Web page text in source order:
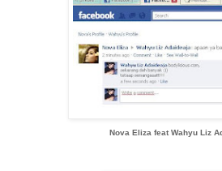
Nova Eliza feat Wahyu Liz